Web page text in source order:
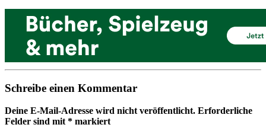
Schreibe einen Kommentar
Deine E-Mail-Adresse wird nicht veröffentlicht. Erforderliche
Felder sind mit* markiert